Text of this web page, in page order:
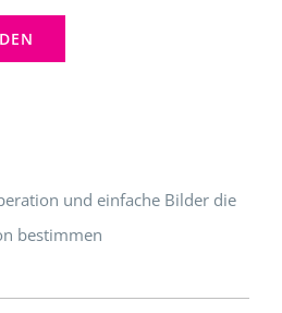
und einfache Bilder die
bestimmen